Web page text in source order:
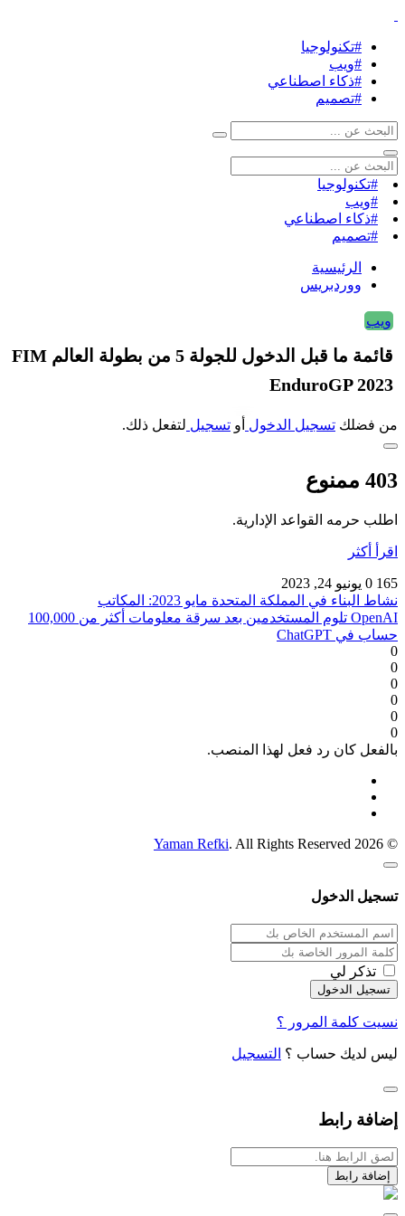
#تكنولوجيا
#ويب
#ذكاء اصطناعي
#تصميم
#تكنولوجيا
#ويب
#ذكاء اصطناعي
#تصميم
الرئيسية
ووردبريس
ويب
قائمة ما قبل الدخول للجولة 5 من بطولة العالم FIM
EnduroGP 2023
من فضلك تسجيل الدخول أو تسجيل لتفعل ذلك.
403 ممنوع
اطلب حرمه القواعد الإدارية.
اقرأ أكثر
165
0 يونيو 24, 2023
نشاط البناء في المملكة المتحدة مايو 2023: المكاتب
OpenAI تلوم المستخدمين بعد سرقة معلومات أكثر من 100,000
حساب في ChatGPT
0
0
0
0
0
0
بالفعل كان رد فعل لهذا المنصب.
© 2026
Yaman Refki. All Rights Reserved
تسجيل الدخول
تذكر لي
نسيت كلمة المرور ؟
ليس لديك حساب ؟ التسجيل
إضافة رابط
إضافة رابط